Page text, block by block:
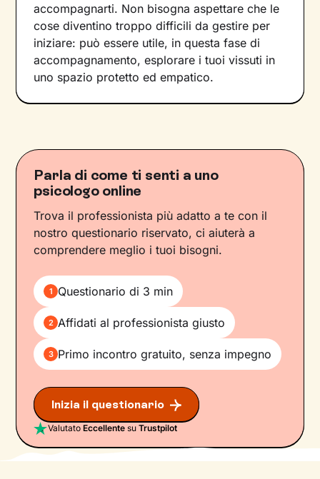
accompagnarti. Non bisogna aspettare che le
cose diventino troppo difficili da gestire per
iniziare: può essere utile, in questa fase di
accompagnamento, esplorare i tuoi vissuti in
uno spazio protetto ed empatico.
Parla di come ti senti a uno
psicologo online
Trova il professionista più adatto a te con il
nostro questionario riservato, ci aiuterà a
comprendere meglio i tuoi bisogni.
1 Questionario di 3 min
2 Affidati al professionista giusto
3 Primo incontro gratuito, senza impegno
Inizia il questionario
ValutatoEccellente suTrustpilot